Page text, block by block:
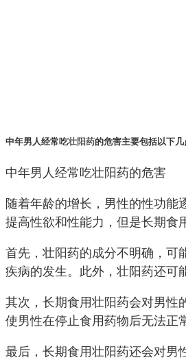
中年男人经常吃壮阳药的危害主要包括以下几
中年男人经常吃壮阳药的危害
随着年龄的增长，男性的性功能
提高性欲和性能力，但是长期食
首先，壮阳药的成分不明确，可
疾病的发生。此外，壮阳药还可
其次，长期食用壮阳药会对男性
使男性在停止食用药物后无法正
最后，长期食用壮阳药还会对男